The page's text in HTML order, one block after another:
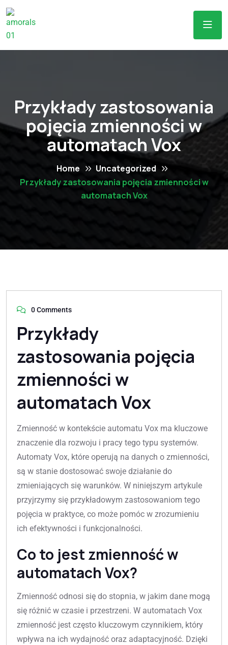
Przykłady zastosowania
pojęcia zmienności w
automatach Vox
Home
Uncategorized
Przykłady zastosowania pojęcia zmienności w
automatach Vox
0 Comments
Przykłady
zastosowania pojęcia
zmienności w
automatach Vox
Zmienność w kontekście automatu Vox ma kluczowe
znaczenie dla rozwoju i pracy tego typu systemów.
Automaty Vox, które operują na danych o zmienności,
są w stanie dostosować swoje działanie do
zmieniających się warunków. W niniejszym artykule
przyjrzymy się przykładowym zastosowaniom tego
pojęcia w praktyce, co może pomóc w zrozumieniu
ich efektywności i funkcjonalności.
Co to jest zmienność w
automatach Vox?
Zmienność odnosi się do stopnia, w jakim dane mogą
się różnić w czasie i przestrzeni. W automatach Vox
zmienność jest często kluczowym czynnikiem, który
wpływa na ich wydajność oraz adaptacyjność. Dzięki